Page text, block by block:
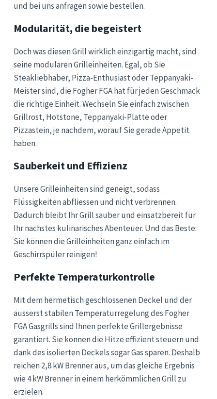
und bei uns anfragen sowie bestellen.
Modularität, die begeistert
Doch was diesen Grill wirklich einzigartig macht, sind
seine modularen Grilleinheiten. Egal, ob Sie
Steakliebhaber, Pizza-Enthusiast oder Teppanyaki-
Meister sind, die Fogher FGA hat für jeden Geschmack
die richtige Einheit. Wechseln Sie einfach zwischen
Grillrost, Hotstone, Teppanyaki-Platte oder
Pizzastein, je nachdem, worauf Sie gerade Appetit
haben.
Sauberkeit und Effizienz
Unsere Grilleinheiten sind geneigt, sodass
Flüssigkeiten abfliessen und nicht verbrennen.
Dadurch bleibt Ihr Grill sauber und einsatzbereit für
Ihr nächstes kulinarisches Abenteuer. Und das Beste:
Sie können die Grilleinheiten ganz einfach im
Geschirrspüler reinigen!
Perfekte Temperaturkontrolle
Mit dem hermetisch geschlossenen Deckel und der
äusserst stabilen Temperaturregelung des Fogher
FGA Gasgrills sind Ihnen perfekte Grillergebnisse
garantiert. Sie können die Hitze effizient steuern und
dank des isolierten Deckels sogar Gas sparen. Deshalb
reichen 2,8 kW Brenner aus, um das gleiche Ergebnis
wie 4 kW Brenner in einem herkömmlichen Grill zu
erzielen.